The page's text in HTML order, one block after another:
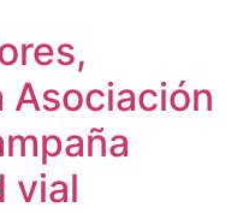
Asociación
vial